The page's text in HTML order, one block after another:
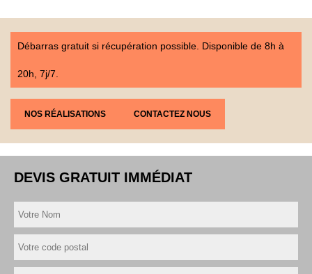
Débarras gratuit si récupération possible. Disponible de 8h à
20h, 7j/7.
NOS RÉALISATIONS CONTACTEZ NOUS
DEVIS GRATUIT IMMÉDIAT